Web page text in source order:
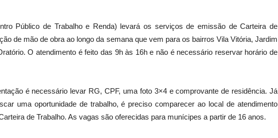
Público de Trabalho e Renda) levará os serviços de emissão de Carteira de
de mão de obra ao longo da semana que vem para os bairros Vila Vitória, Jardim
O atendimento é feito das 9h às 16h e não é necessário reservar horário de
é necessário levar RG, CPF, uma foto 3×4 e comprovante de residência. Já
uma oportunidade de trabalho, é preciso comparecer ao local de atendimento
de Trabalho. As vagas são oferecidas para munícipes a partir de 16 anos.